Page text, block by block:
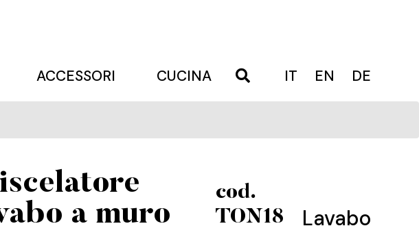
ACCESSORI CUCINA IT EN DE
a muro
cod.
TON18
Lavabo